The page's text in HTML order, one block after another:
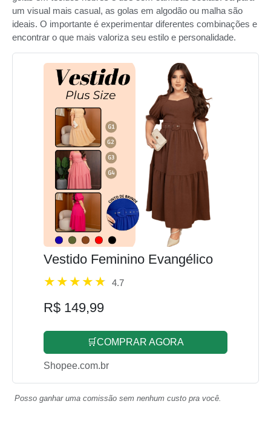
um visual mais casual, as golas em algodão ou malha são
ideais. O importante é experimentar diferentes combinações e
encontrar o que mais valoriza seu estilo e personalidade.
Vestido Feminino Evangélico
4.7
R$ 149,99
🛒COMPRAR AGORA
Shopee.com.br
Posso ganhar uma comissão sem nenhum custo pra você.